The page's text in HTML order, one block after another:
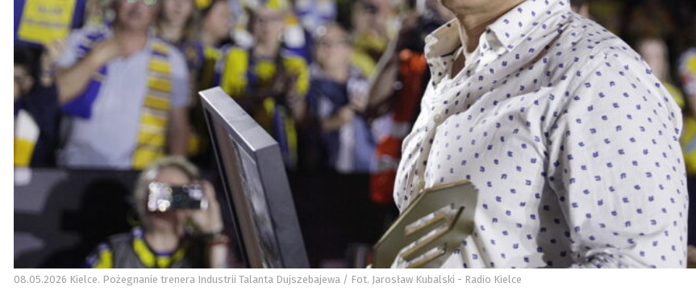
08.05.2026 Kielce. Pożegnanie trenera Industrii Talanta Dujszebajewa / Fot. Jarosław Kubalski - Radio Kielce